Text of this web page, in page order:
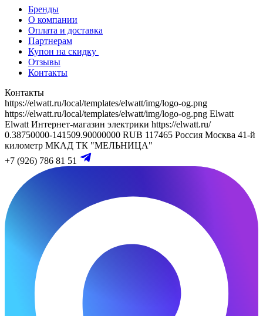
Бренды
О компании
Оплата и доставка
Партнерам
Купон на скидку
Отзывы
Контакты
Контакты
https://elwatt.ru/local/templates/elwatt/img/logo-og.png
https://elwatt.ru/local/templates/elwatt/img/logo-og.png Elwatt
Elwatt Интернет-магазин электрики https://elwatt.ru/
0.38750000-141509.90000000 RUB 117465 Россия Москва 41-й
километр МКАД ТК "МЕЛЬНИЦА"
+7 (926) 786 81 51